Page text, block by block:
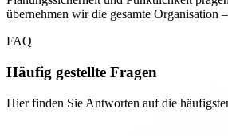
übernehmen wir die gesamte Organisation
FAQ
Häufig gestellte Fragen
Hier finden Sie Antworten auf die